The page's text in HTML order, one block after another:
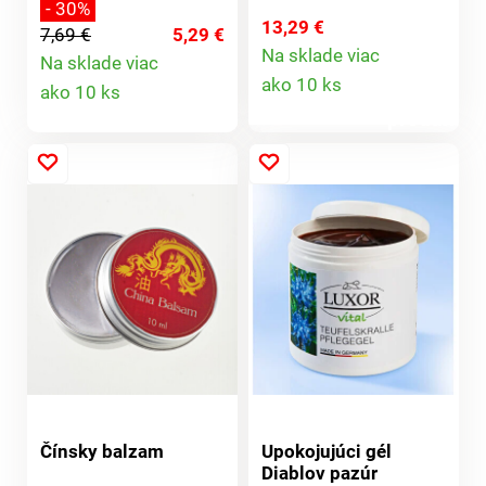
Ideálne na cesty.
Hygienické + ľahko sa
čistí. V praktickej
krabičke. Súprava 2
- 30%
7,69 €
5,29 €
Na sklade viac
ako 10 ks
na svete. Obsahuje
viac ako 80 %
nenasýtených
vitamínu E.*
13,29 €
Na sklade viac
ako 10 ks
Čínsky balzam
Upokojujúci gél
Diablov pazúr